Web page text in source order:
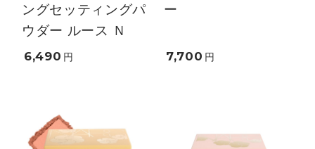
ングセッティングパ
ウダー ルース Ｎ
6,490 円
ー
7,700 円